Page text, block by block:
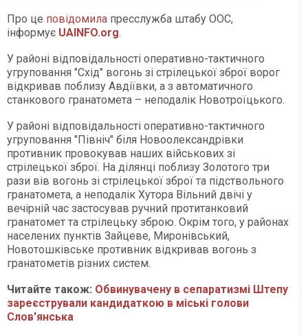
Про це повідомила пресслужба штабу ООС,
інформує UAINFO.org.
У районі відповідальності оперативно-тактичного
угруповання "Схід" вогонь зі стрілецької зброї ворог
відкривав поблизу Авдіївки, а з автоматичного
станкового гранатомета – неподалік Новотроїцького.
У районі відповідальності оперативно-тактичного
угруповання "Північ" біля Новоолександрівки
противник провокував наших військових зі
стрілецької зброї. На ділянці поблизу Золотого три
рази вів вогонь зі стрілецької зброї та підствольного
гранатомета, а неподалік Хутора Вільний двічі у
вечірній час застосував ручний протитанковий
гранатомет та стрілецьку зброю. Окрім того, у районах
населених пунктів Зайцеве, Миронівський,
Новотошківське противник відкривав вогонь з
гранатометів різних систем.
Читайте також: Обвинувачену в сепаратизмі Штепу
зареєстрували кандидаткою в міські голови
Слов'янська